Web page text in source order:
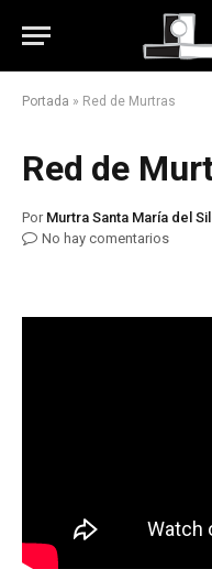
Portada » Red de Murtras
Red de
Por Murtra Santa María del
No hay comentarios